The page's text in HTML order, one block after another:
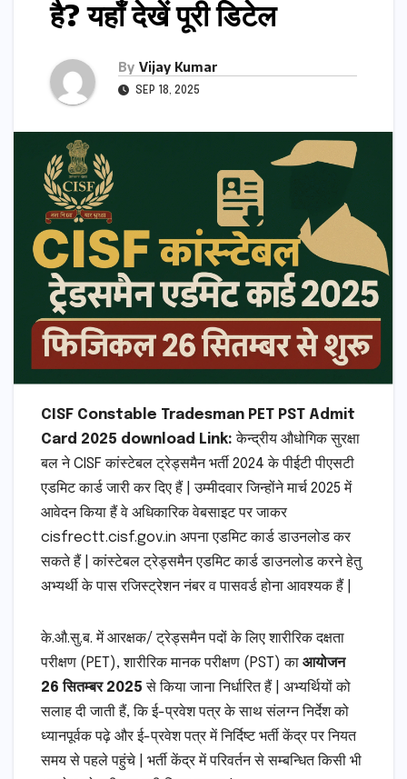
है? यहाँ देखें पूरी डिटेल
By Vijay Kumar
SEP 18, 2025
CISF Constable Tradesman PET PST Admit
Card 2025 download Link: केन्द्रीय औधोगिक सुरक्षा
बल ने CISF कांस्टेबल ट्रेड्समैन भर्ती 2024 के पीईटी पीएसटी
एडमिट कार्ड जारी कर दिए हैं | उम्मीदवार जिन्होंने मार्च 2025 में
आवेदन किया हैं वे अधिकारिक वेबसाइट पर जाकर
cisfrectt.cisf.gov.in अपना एडमिट कार्ड डाउनलोड कर
सकते हैं | कांस्टेबल ट्रेड्समैन एडमिट कार्ड डाउनलोड करने हेतु
अभ्यर्थी के पास रजिस्ट्रेशन नंबर व पासवर्ड होना आवश्यक हैं |
के.औ.सु.ब. में आरक्षक/ ट्रेड्समैन पदों के लिए शारीरिक दक्षता
परीक्षण (PET), शारीरिक मानक परीक्षण (PST) का आयोजन
26 सितम्बर 2025से किया जाना निर्धारित हैं | अभ्यर्थियों को
सलाह दी जाती हैं, कि ई-प्रवेश पत्र के साथ संलग्न निर्देश को
ध्यानपूर्वक पढ़े और ई-प्रवेश पत्र में निर्दिष्ट भर्ती केंद्र पर नियत
समय से पहले पहुंचे | भर्ती केंद्र में परिवर्तन से सम्बन्धित किसी भी